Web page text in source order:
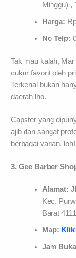
Minggu) ,
Harga:
No Telp:
Tak mau kalah,
cukur favorit oleh
Terkenal bukan
daerah lho.
Capster yang
ajib dan sangat
berbagai varian, loh!
3. Gee Barber
Alamat:
Kec.
Barat
Map:
Jam